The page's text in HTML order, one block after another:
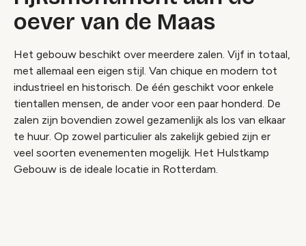
oever van de Maas
Het gebouw beschikt over meerdere zalen. Vijf in totaal,
met allemaal een eigen stijl. Van chique en modern tot
industrieel en historisch. De één geschikt voor enkele
tientallen mensen, de ander voor een paar honderd. De
zalen zijn bovendien zowel gezamenlijk als los van elkaar
te huur. Op zowel particulier als zakelijk gebied zijn er
veel soorten evenementen mogelijk. Het Hulstkamp
Gebouw is de ideale locatie in Rotterdam.